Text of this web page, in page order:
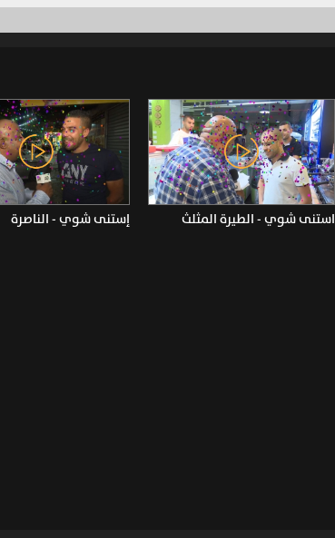
استنى شوي - الطيرة المثلث إستنى شوي - الناصرة